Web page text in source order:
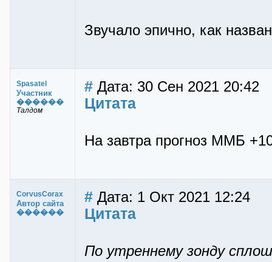
Звучало эпично, как
Spasatel
Участник
������
Талдом
# Дата: 30 Сен 2021 20:42
Цитата
На завтра прогноз ММБ
CorvusCorax
Автор сайта
������
# Дата: 1 Окт 2021 12:24
Цитата
По утреннему зонду